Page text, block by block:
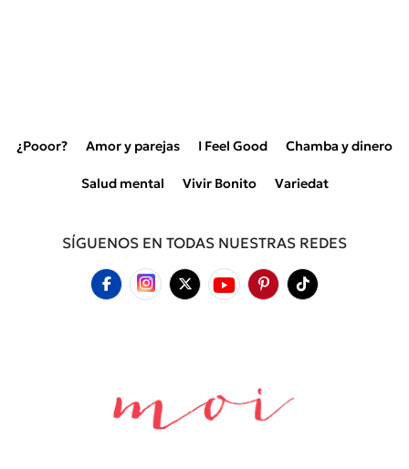
¿Pooor? Amor y parejas I Feel Good Chamba y dinero
Salud mental Vivir Bonito Variedat
SÍGUENOS EN TODAS NUESTRAS REDES